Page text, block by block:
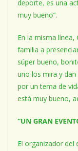
deporte, es una
muy bueno”.
En la misma línea,
familia a
súper bueno,
uno los mira y
por un tema de
está muy bueno,
“UN GRAN
El organizador del